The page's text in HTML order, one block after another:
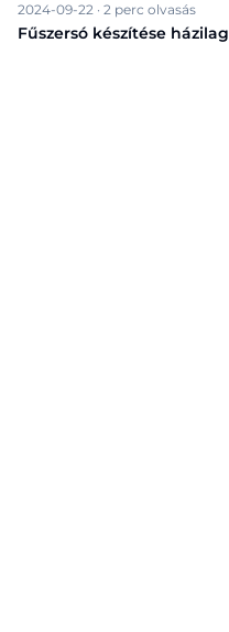
2024-09-22 · 2 perc olvasás
Fűszersó készítése házilag